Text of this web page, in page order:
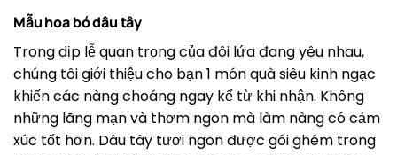
Mẫu hoa bó dâu tây
Trong dịp lễ quan trọng của đôi lứa đang yêu nhau,
chúng tôi giới thiệu cho bạn 1 món quà siêu kinh ngạc
khiến các nàng choáng ngay kể từ khi nhận. Không
những lãng mạn và thơm ngon mà làm nàng có cảm
xúc tốt hơn. Dâu tây tươi ngon được gói ghém trong